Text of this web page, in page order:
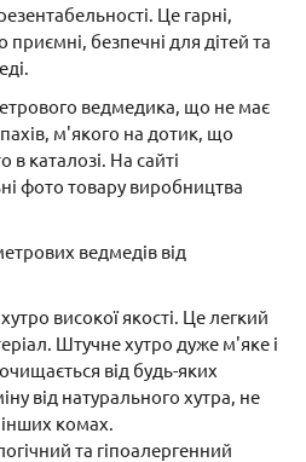
Це гарні,
безпечні для дітей та
ведмедика, що не має
м'якого на дотик, що
в каталозі. На сайті
фото товару виробництва
ведмедів від
високої якості. Це легкий
Штучне хутро дуже м'яке і
від будь-яких
від натурального хутра, не
комах.
та гіпоалергенний